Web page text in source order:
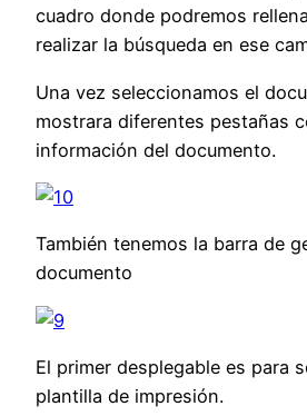
cuadro donde podremos
realizar la búsqueda en ese
Una vez seleccionamos el
mostrara diferentes pestañas
información del documento.
También tenemos la barra de
documento
El primer desplegable es para
plantilla de impresión.